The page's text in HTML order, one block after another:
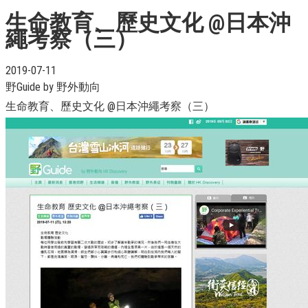
生命教育、歷史文化 @日本沖
繩考察（三）
2019-07-11
野Guide by 野外動向
生命教育、歷史文化 @日本沖繩考察（三）